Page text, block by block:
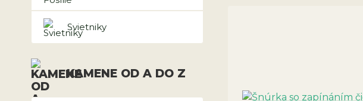
Svietniky
KAMENE OD A DO Z